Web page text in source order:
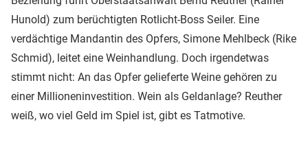
Hunold) zum berüchtigten Rotlicht-Boss Seiler. Eine
verdächtige Mandantin des Opfers, Simone Mehlbeck (Rike
Schmid), leitet eine Weinhandlung. Doch irgendetwas
stimmt nicht: An das Opfer gelieferte Weine gehören zu
einer Millioneninvestition. Wein als Geldanlage? Reuther
weiß, wo viel Geld im Spiel ist, gibt es Tatmotive.